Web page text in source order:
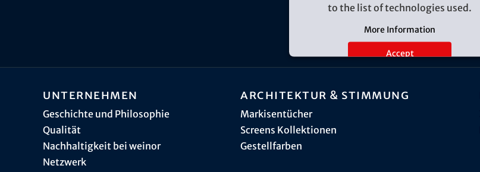
Unternehmen
Geschichte und Philosophie
Qualität
Nachhaltigkeit bei weinor
Netzwerk
Architektur & Stimmung
Markisentücher
Screens Kollektionen
Gestellfarben
to the list of technologies used.
More Information
Accept